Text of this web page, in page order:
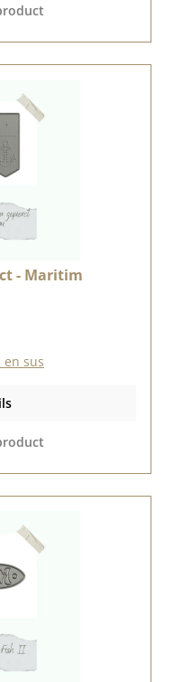
- Maritim
en sus